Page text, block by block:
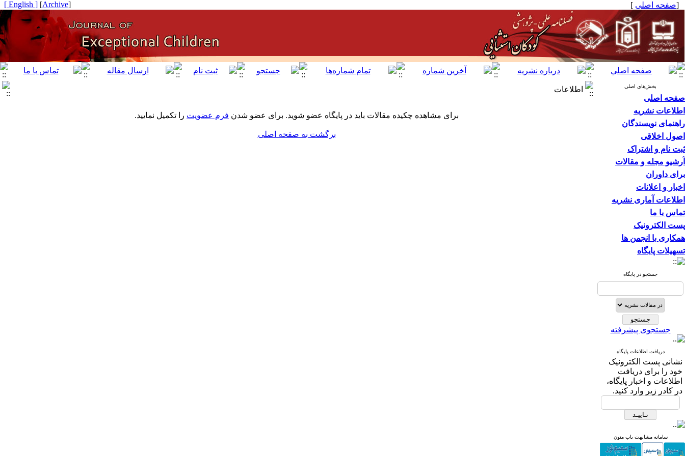
[صفحه اصلی ]
[
Archive
]
[ English ]
بخش‌های اصلی
صفحه اصلی
اطلاعات نشریه
راهنمای نویسندگان
اصول اخلاقی
ثبت نام و اشتراک
آرشیو مجله و مقالات
برای داوران
اخبار و اعلانات
اطلاعات آماری نشریه
تماس با ما
پست الکترونیک
همکاری با انجمن ها
تسهیلات پایگاه
جستجو در پایگاه
جستجوی پیشرفته
دریافت اطلاعات پایگاه
نشانی پست الکترونیک
خود را برای دریافت
اطلاعات و اخبار پایگاه،
در کادر زیر وارد کنید.
سامانه مشابهت یاب متون
اطلاعات
براى مشاهده چکیده مقالات باید در پایگاه عضو شوید. براى عضو شدن فرم عضویت را تکمیل نمایید.
برگشت به صفحه اصلی